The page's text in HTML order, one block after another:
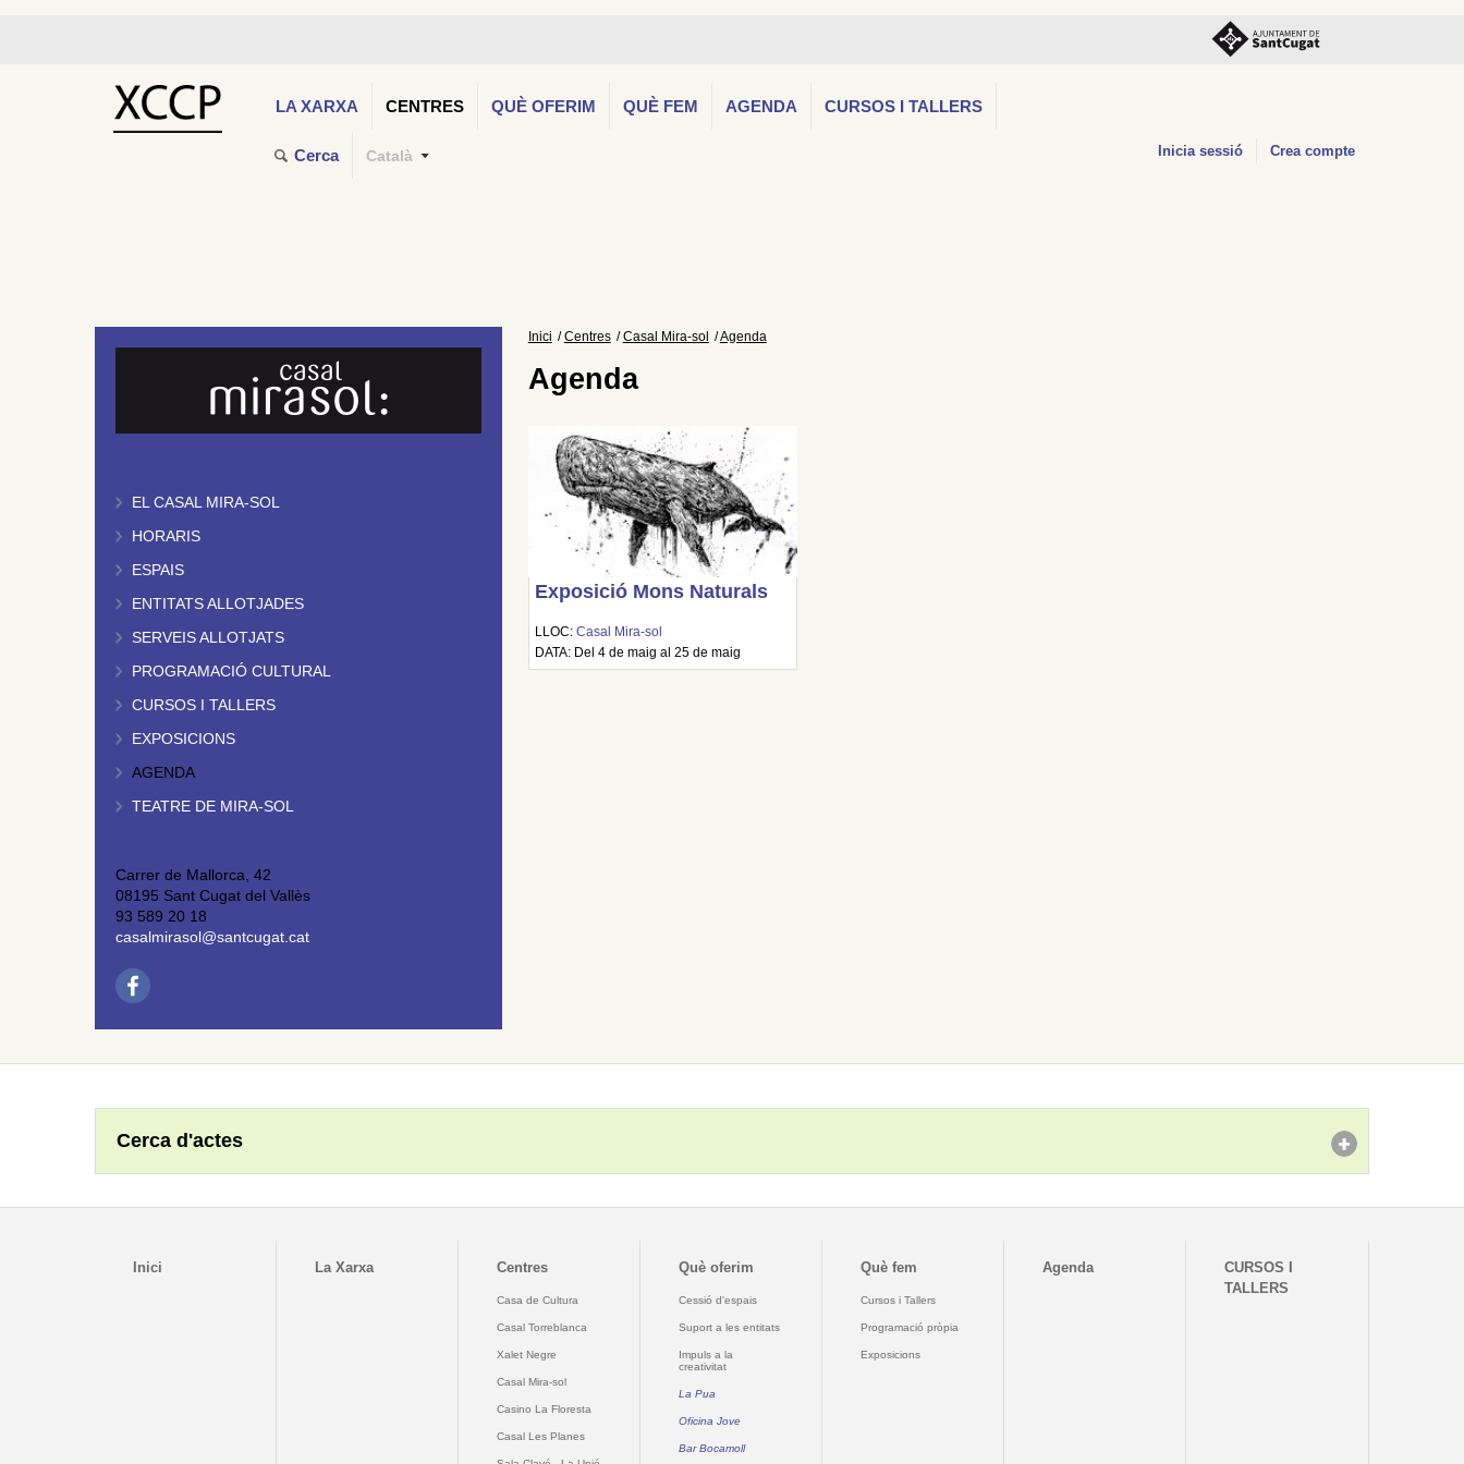
LA XARXA CENTRES QUÈ OFERIM QUÈ FEM AGENDA CURSOS I TALLERS
Cerca Català Inicia sessió Crea compte
EL CASAL MIRA-SOL
HORARIS
ESPAIS
ENTITATS ALLOTJADES
SERVEIS ALLOTJATS
PROGRAMACIÓ CULTURAL
CURSOS I TALLERS
EXPOSICIONS
AGENDA
TEATRE DE MIRA-SOL
Carrer de Mallorca, 42
08195 Sant Cugat del Vallès
93 589 20 18
casalmirasol@santcugat.cat
Inici Centres Casal Mira-sol Agenda
Agenda
Exposició Mons Naturals
LLOC: Casal Mira-sol
DATA: Del 4 de maig al 25 de maig
Cerca d'actes
Inici La Xarxa Centres
Casa de Cultura
Casal Torreblanca
Xalet Negre
Casal Mira-sol
Casino La Floresta
Casal Les Planes
Què oferim
Cessió d'espais
Suport a les entitats
Impuls a la
creativitat
La Pua
Oficina Jove
Bar Bocamoll
Què fem
Cursos i Tallers
Programació pròpia
Exposicions
Agenda
CURSOS I
TALLERS